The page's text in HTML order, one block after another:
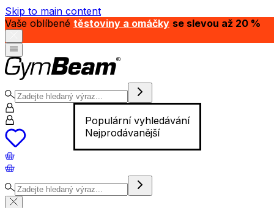
Skip to main content
Vaše oblíbené těstoviny a omáčky se slevou až 20 %
Populární vyhledávání
Nejprodávanější